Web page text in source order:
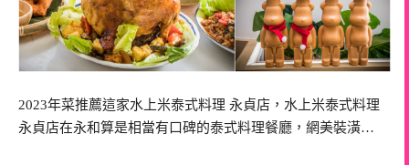
2023年菜推薦這家水上米泰式料理 永貞店，水上米泰式料理
永貞店在永和算是相當有口碑的泰式料理餐廳，網美裝潢…